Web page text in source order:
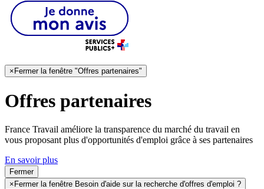
× Fermer la fenêtre "Offres partenaires"
Offres partenaires
France Travail améliore la transparence du marché du travail en
vous proposant plus d'opportunités d'emploi grâce à ses partenaires
En savoir plus
Fermer
× Fermer la fenêtre Besoin d'aide sur la recherche d'offres d'emploi ?